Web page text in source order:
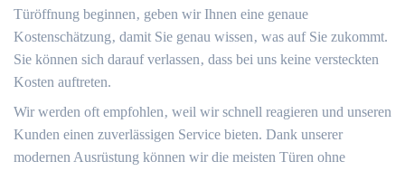
Türöffnung beginnen‚ geben wir Ihnen eine genaue
Kostenschätzung‚ damit Sie genau wissen‚ was auf Sie zukommt.​
Sie können sich darauf verlassen‚ dass bei uns keine versteckten
Kosten auftreten.​
Wir werden oft empfohlen‚ weil wir schnell reagieren und unseren
Kunden einen zuverlässigen Service bieten. Dank unserer
modernen Ausrüstung können wir die meisten Türen ohne